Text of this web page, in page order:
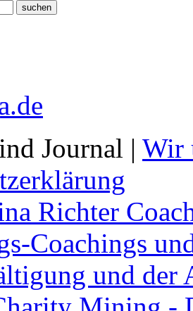
Journal | Wir
Richter
Coachings
und